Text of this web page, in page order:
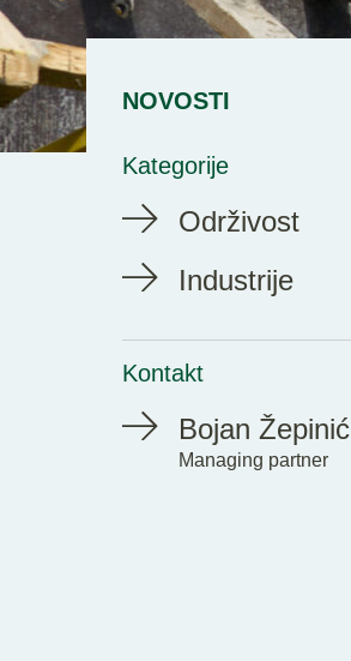
NOVOSTI
Kategorije
Održivost
Industrije
Kontakt
Bojan Žepinić
Managing partner